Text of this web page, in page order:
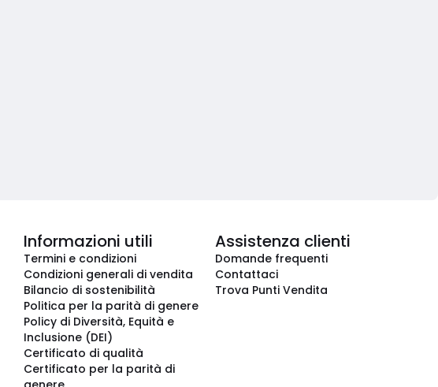
Informazioni utili
Termini e condizioni
Condizioni generali di vendita
Bilancio di sostenibilità
Politica per la parità di genere
Policy di Diversità, Equità e
Inclusione (DEI)
Certificato di qualità
Certificato per la parità di
Assistenza clienti
Domande frequenti
Contattaci
Trova Punti Vendita